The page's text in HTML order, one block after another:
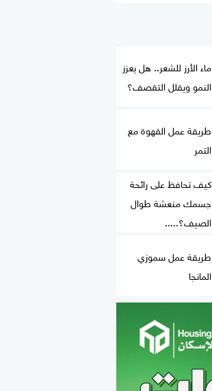
ماء الأرز للشعر.. هل يعزز
النمو ويقلل التقصف؟
طريقة عمل القهوة مع
التمر
كيف تحافظ على رائحة
جسمك منعشة طوال
الصيف؟.....
طريقة عمل سموزي
المانجا